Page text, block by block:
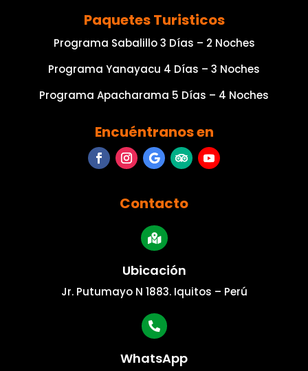
Paquetes Turisticos
Programa Sabalillo 3 Días – 2 Noches
Programa Yanayacu 4 Días – 3 Noches
Programa Apacharama 5 Días – 4 Noches
Encuéntranos en
Contacto

Ubicación
Jr. Putumayo N 1883. Iquitos – Perú

WhatsApp